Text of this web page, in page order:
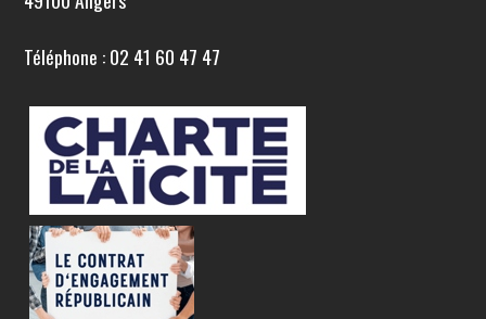
Téléphone : 02 41 60 47 47